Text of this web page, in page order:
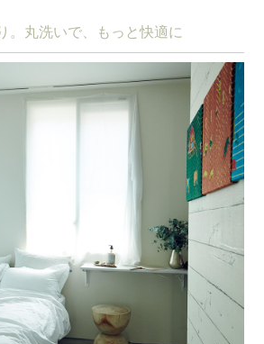
。丸洗いで、もっと快適に